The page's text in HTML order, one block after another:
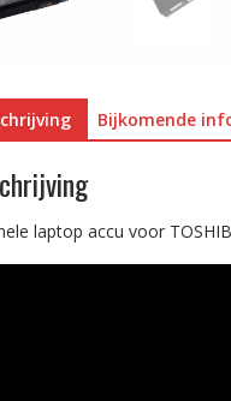
Bijkomende
laptop accu voor